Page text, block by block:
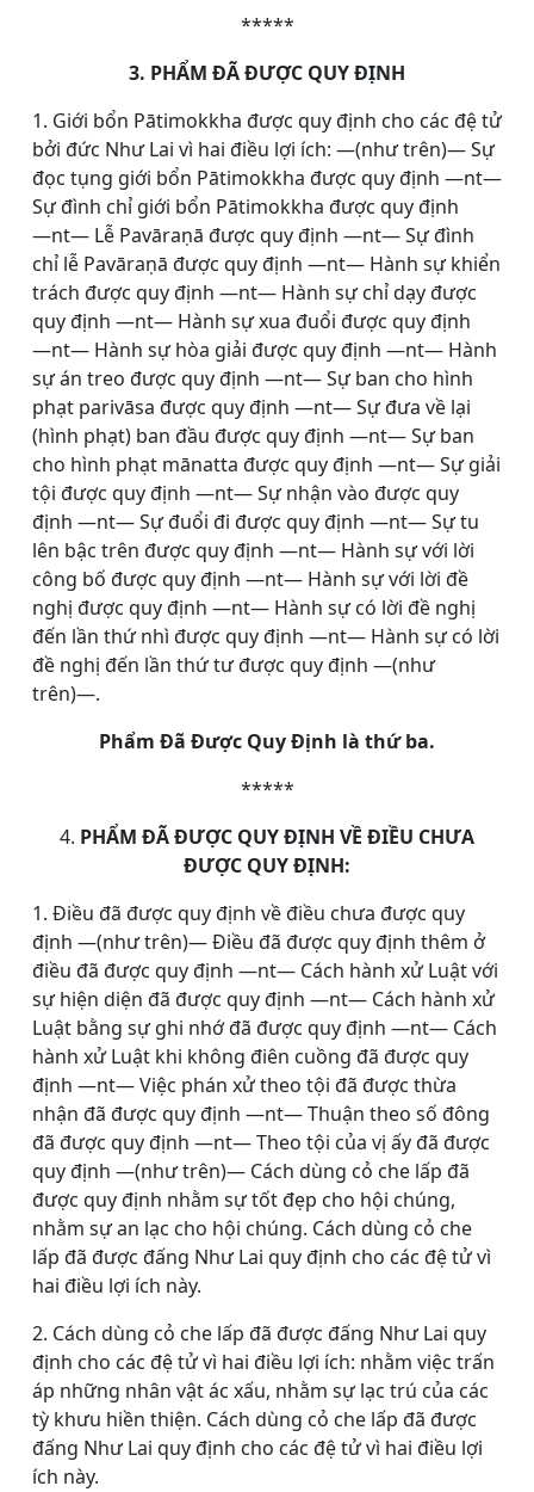
*****
3. PHẨM ĐÃ ĐƯỢC QUY ĐỊNH
1. Giới bổn Pātimokkha được quy định cho các đệ tử
bởi đức Như Lai vì hai điều lợi ích: ―(như trên)― Sự
đọc tụng giới bổn Pātimokkha được quy định ―nt―
Sự đình chỉ giới bổn Pātimokkha được quy định
―nt― Lễ Pavāraṇā được quy định ―nt― Sự đình
chỉ lễ Pavāraṇā được quy định ―nt― Hành sự khiển
trách được quy định ―nt― Hành sự chỉ dạy được
quy định ―nt― Hành sự xua đuổi được quy định
―nt― Hành sự hòa giải được quy định ―nt― Hành
sự án treo được quy định ―nt― Sự ban cho hình
phạt parivāsa được quy định ―nt― Sự đưa về lại
(hình phạt) ban đầu được quy định ―nt― Sự ban
cho hình phạt mānatta được quy định ―nt― Sự giải
tội được quy định ―nt― Sự nhận vào được quy
định ―nt― Sự đuổi đi được quy định ―nt― Sự tu
lên bậc trên được quy định ―nt― Hành sự với lời
công bố được quy định ―nt― Hành sự với lời đề
nghị được quy định ―nt― Hành sự có lời đề nghị
đến lần thứ nhì được quy định ―nt― Hành sự có lời
đề nghị đến lần thứ tư được quy định ―(như
trên)―.
Phẩm Đã Được Quy Định là thứ ba.
*****
4. PHẨM ĐÃ ĐƯỢC QUY ĐỊNH VỀ ĐIỀU CHƯA
ĐƯỢC QUY ĐỊNH:
1. Điều đã được quy định về điều chưa được quy
định ―(như trên)― Điều đã được quy định thêm ở
điều đã được quy định ―nt― Cách hành xử Luật với
sự hiện diện đã được quy định ―nt― Cách hành xử
Luật bằng sự ghi nhớ đã được quy định ―nt― Cách
hành xử Luật khi không điên cuồng đã được quy
định ―nt― Việc phán xử theo tội đã được thừa
nhận đã được quy định ―nt― Thuận theo số đông
đã được quy định ―nt― Theo tội của vị ấy đã được
quy định ―(như trên)― Cách dùng cỏ che lấp đã
được quy định nhằm sự tốt đẹp cho hội chúng,
nhằm sự an lạc cho hội chúng. Cách dùng cỏ che
lấp đã được đấng Như Lai quy định cho các đệ tử vì
hai điều lợi ích này.
2. Cách dùng cỏ che lấp đã được đấng Như Lai quy
định cho các đệ tử vì hai điều lợi ích: nhằm việc trấn
áp những nhân vật ác xấu, nhằm sự lạc trú của các
tỳ khưu hiền thiện. Cách dùng cỏ che lấp đã được
đấng Như Lai quy định cho các đệ tử vì hai điều lợi
ích này.